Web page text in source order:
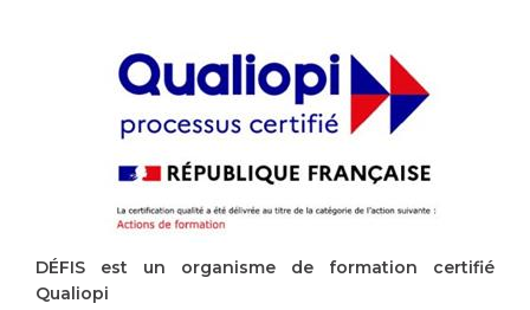
DÉFIS est un organisme de formation certifié
Qualiopi